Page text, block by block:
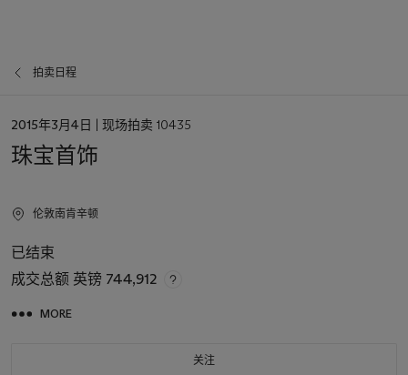
拍卖日程
日
2015年3月4日 | 现场拍卖 10435
珠宝首饰
伦敦南肯辛顿
已结束
成交总额 英镑 744,912
MORE
关注